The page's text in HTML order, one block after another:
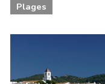
Plages